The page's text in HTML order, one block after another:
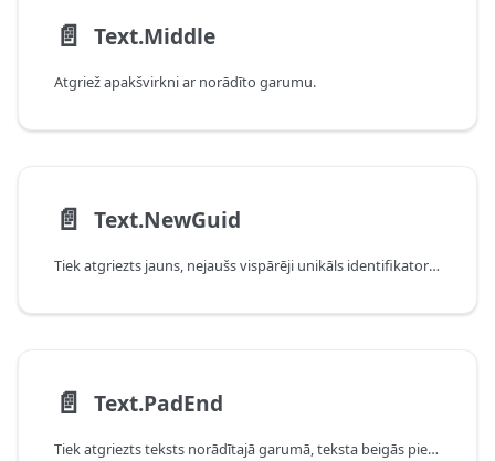
📄️ Text.Middle
Atgriež apakšvirkni ar norādīto garumu.
📄️ Text.NewGuid
Tiek atgriezts jauns, nejaušs vispārēji unikāls identifikators (GUID).
📄️ Text.PadEnd
Tiek atgriezts teksts norādītajā garumā, teksta beigās pievienojot papildinājumu.